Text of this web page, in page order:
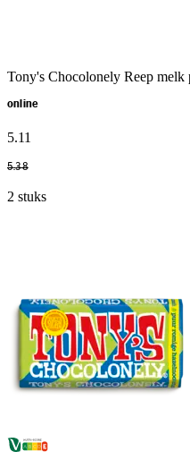
Tony's Chocolonely Reep melk
online
5.11
5.38
2 stuks